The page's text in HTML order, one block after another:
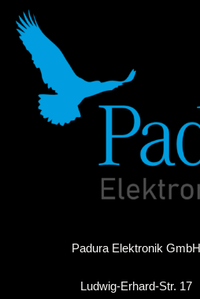
Padura Elektronik GmbH
Ludwig-Erhard-Str. 17